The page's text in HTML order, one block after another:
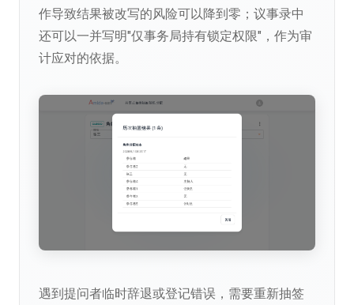
作导致结果被改写的风险可以降到零；议事录中
还可以一并写明"仅事务局持有锁定权限"，作为审
计应对的依据。
遇到提问者临时辞退或登记错误，需要重新抽签